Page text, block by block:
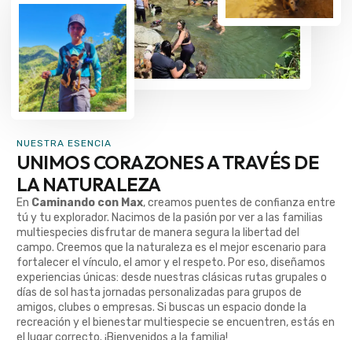
NUESTRA ESENCIA
UNIMOS CORAZONES A TRAVÉS DE
LA NATURALEZA
En Caminando con Max, creamos puentes de confianza entre
tú y tu explorador. Nacimos de la pasión por ver a las familias
multiespecies disfrutar de manera segura la libertad del
campo. Creemos que la naturaleza es el mejor escenario para
fortalecer el vínculo, el amor y el respeto. Por eso, diseñamos
experiencias únicas: desde nuestras clásicas rutas grupales o
días de sol hasta jornadas personalizadas para grupos de
amigos, clubes o empresas. Si buscas un espacio donde la
recreación y el bienestar multiespecie se encuentren, estás en
el lugar correcto. ¡Bienvenidos a la familia!